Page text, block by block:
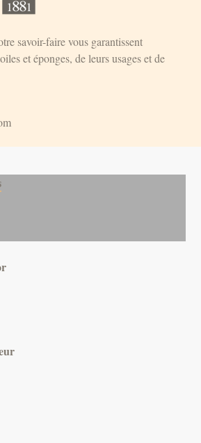
savoir-faire vous garantissent
et éponges, de leurs usages et de